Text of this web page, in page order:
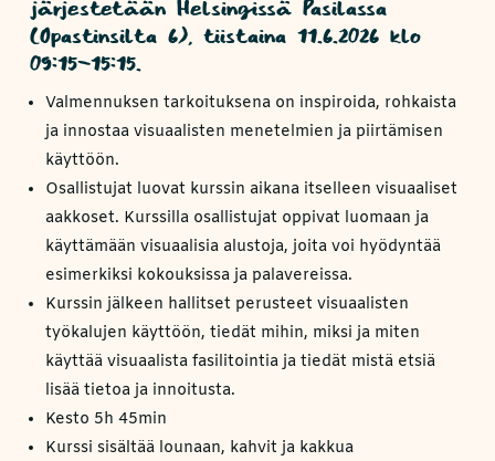
järjestetään Helsingissä Pasilassa
(Opastinsilta 6), tiistaina 11.6.2026 klo
09:15-15:15.
Valmennuksen tarkoituksena on inspiroida, rohkaista
ja innostaa visuaalisten menetelmien ja piirtämisen
käyttöön.
Osallistujat luovat kurssin aikana itselleen visuaaliset
aakkoset. Kurssilla osallistujat oppivat luomaan ja
käyttämään visuaalisia alustoja, joita voi hyödyntää
esimerkiksi kokouksissa ja palavereissa.
Kurssin jälkeen hallitset perusteet visuaalisten
työkalujen käyttöön, tiedät mihin, miksi ja miten
käyttää visuaalista fasilitointia ja tiedät mistä etsiä
lisää tietoa ja innoitusta.
Kesto 5h 45min
Kurssi sisältää lounaan, kahvit ja kakkua